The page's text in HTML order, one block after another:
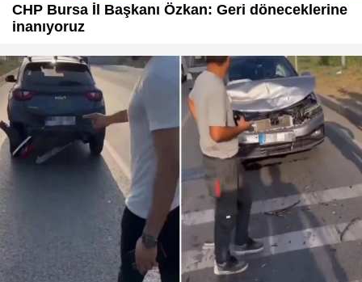
CHP Bursa İl Başkanı Özkan: Geri döneceklerine
inanıyoruz